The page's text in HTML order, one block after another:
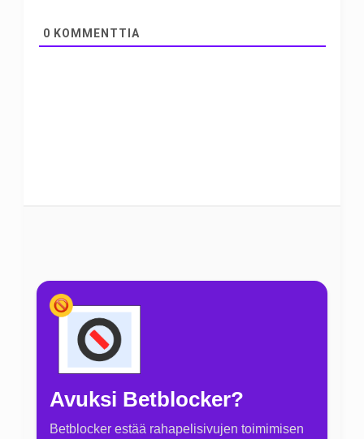
0 KOMMENTTIA
Avuksi Betblocker?
Betblocker estää rahapelisivujen toimimisen